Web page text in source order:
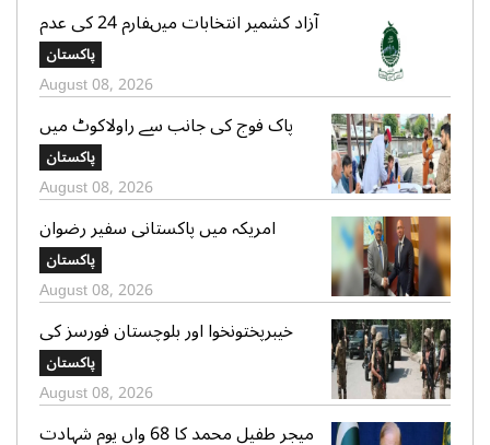
آزاد کشمیر انتخابات میںفارم 24 کی عدم
فراہمی کے دعوے بے بنیاد ہیں، الیکشن
کمیشن کی وضاحت
پاکستان
August 08, 2026
پاک فوج کی جانب سے راولاکوٹ میں
شہریوں کیلئے مفت میڈیکل کیمپس کا
انعقاد
پاکستان
August 08, 2026
امریکہ میں پاکستانی سفیر رضوان
سعیدشیخ کی مریکی سویا بین ایکسپورٹ
کونسل کے چیف ایگزیکٹو جم سٹر سے
ملاقات
پاکستان
August 08, 2026
خیبرپختونخوا اور بلوچستان فورسز کی
کارروائیاں، فتنہ الخوارج کے 10 دہشتگرد
پاکستان
August 08, 2026
میجر طفیل محمد کا 68 واں یوم شہادت